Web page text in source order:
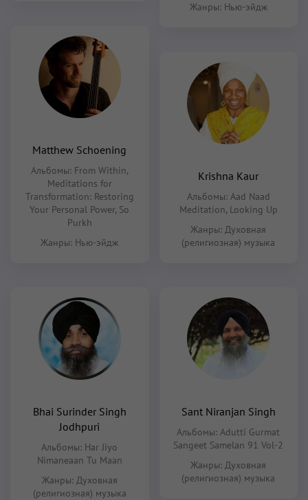
Жанры: Нью-эйдж
Matthew Schoening
Альбомы: From Within,
Meditations for
Transformation: Restoring
Your Personal Power, So
Purkh
Жанры: Нью-эйдж
Krishna Kaur
Альбомы: Aad Naad
Meditation, Looking Up
Жанры:Духовная
(религиозная) музыка
Bhai Surinder Singh
Jodhpuri
Альбомы: Har Jiyo
Nimaneaan Tu Maan
Жанры: Духовная
(религиозная) музыка
Sant Niranjan Singh
Альбомы:Adutti Gurmat
Sangeet Samelan 91 Vol-2
Жанры:Духовная
(религиозная) музыка